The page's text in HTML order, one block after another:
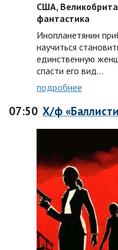
США,
фантастика
Инопланетянин
научиться
единственную
спасти его вид...
подробнее
07:50 Х/ф